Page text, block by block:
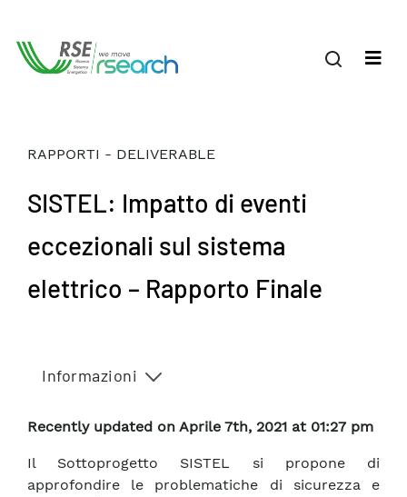
RAPPORTI - DELIVERABLE
SISTEL: Impatto di eventi
eccezionali sul sistema
elettrico – Rapporto Finale
Informazioni
Recently updated on Aprile 7th, 2021 at 01:27 pm
Il Sottoprogetto SISTEL si propone di
approfondire le problematiche di sicurezza e